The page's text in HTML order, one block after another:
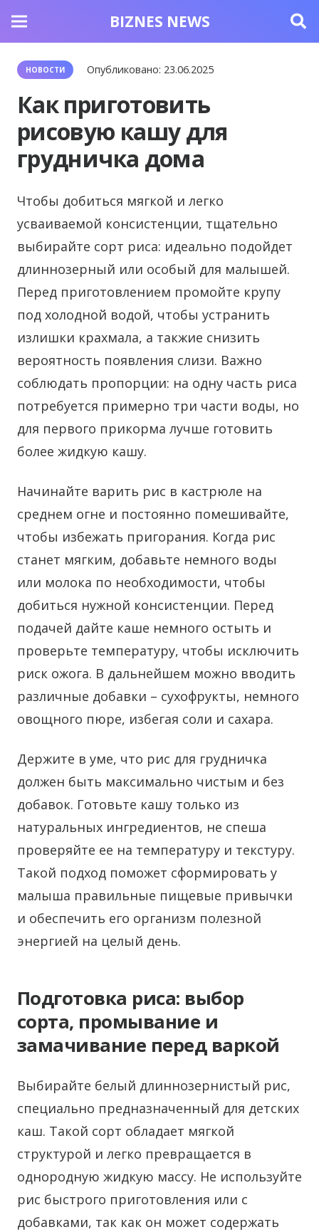
BIZNES NEWS
НОВОСТИ Опубликовано: 23.06.2025
Как приготовить
рисовую кашу для
грудничка дома
Чтобы добиться мягкой и легко
усваиваемой консистенции, тщательно
выбирайте сорт риса: идеально подойдет
длиннозерный или особый для малышей.
Перед приготовлением промойте крупу
под холодной водой, чтобы устранить
излишки крахмала, а такжие снизить
вероятность появления слизи. Важно
соблюдать пропорции: на одну часть риса
потребуется примерно три части воды, но
для первого прикорма лучше готовить
более жидкую кашу.
Начинайте варить рис в кастрюле на
среднем огне и постоянно помешивайте,
чтобы избежать пригорания. Когда рис
станет мягким, добавьте немного воды
или молока по необходимости, чтобы
добиться нужной консистенции. Перед
подачей дайте каше немного остыть и
проверьте температуру, чтобы исключить
риск ожога. В дальнейшем можно вводить
различные добавки – сухофрукты, немного
овощного пюре, избегая соли и сахара.
Держите в уме, что рис для грудничка
должен быть максимально чистым и без
добавок. Готовьте кашу только из
натуральных ингредиентов, не спеша
проверяйте ее на температуру и текстуру.
Такой подход поможет сформировать у
малыша правильные пищевые привычки
и обеспечить его организм полезной
энергией на целый день.
Подготовка риса: выбор
сорта, промывание и
замачивание перед варкой
Выбирайте белый длиннозернистый рис,
специально предназначенный для детских
каш. Такой сорт обладает мягкой
структурой и легко превращается в
однородную жидкую массу. Не используйте
рис быстрого приготовления или с
добавками, так как он может содержать